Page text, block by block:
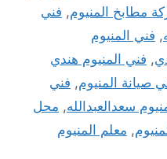
مطابخ المنيوم, فني
, فني المنيوم
, فني المنيوم هندي
صيانة المنيوم, فني
سعدالعبدالله, محل
, معلم المنيوم